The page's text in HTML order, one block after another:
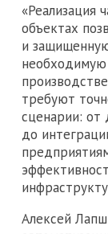
«Реализация
объектах
и
требуют
сценарии: от
до
Алексей